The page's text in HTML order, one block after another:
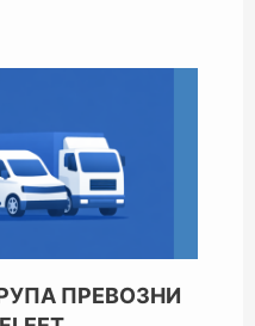
ПРЕВОЗНИ